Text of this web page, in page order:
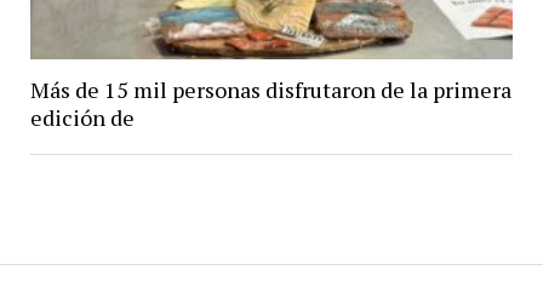
Más de 15 mil personas disfrutaron de la primera
edición de